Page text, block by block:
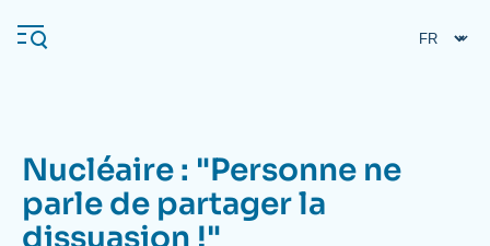
au
contenu
Navigation
principale
L'Ifri
Nucléaire : "Personne ne
parle de partager la
dissuasion !"